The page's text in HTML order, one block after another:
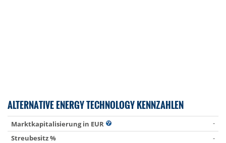
ALTERNATIVE ENERGY TECHNOLOGY KENNZAHLEN
Marktkapitalisierung in EUR
-
Streubesitz %
-